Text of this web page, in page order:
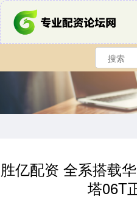
胜亿配资 全系搭载
塔06T